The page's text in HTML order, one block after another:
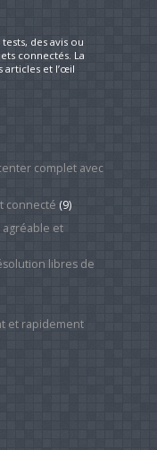
des avis ou
connectés. La
articles et l’œil
complet avec
connecté (9)
et
libres de
et rapidement